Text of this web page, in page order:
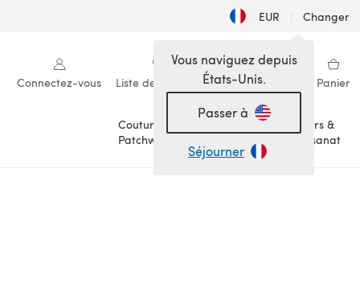
EUR | Changer
Connectez-vous Liste de souhaits Ma bibliothèque Panier
Couture &
Patchwork
Loisirs &
Artisanat
Vous naviguez depuis
États-Unis.
Passer à
Séjourner